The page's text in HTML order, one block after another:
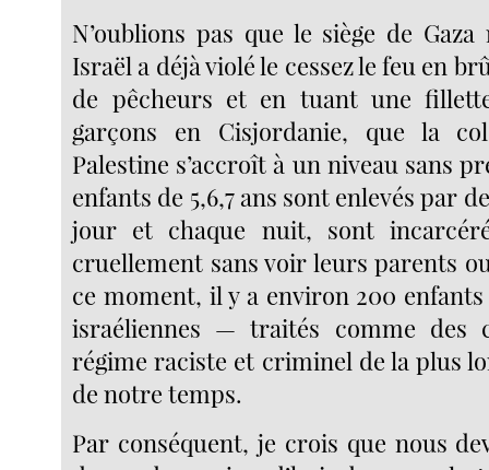
N’oublions pas que le siège de Gaza
Israël a déjà violé le cessez le feu en
de pêcheurs et en tuant une
garçons en Cisjordanie, que la
Palestine s’accroît à un niveau sans
enfants de 5,6,7 ans sont enlevés par
jour et chaque nuit, sont
cruellement sans voir leurs parents
ce moment, il y a environ 200
israéliennes — traités comme des
régime raciste et criminel de la plus
de notre temps.
Par conséquent, je crois que nous